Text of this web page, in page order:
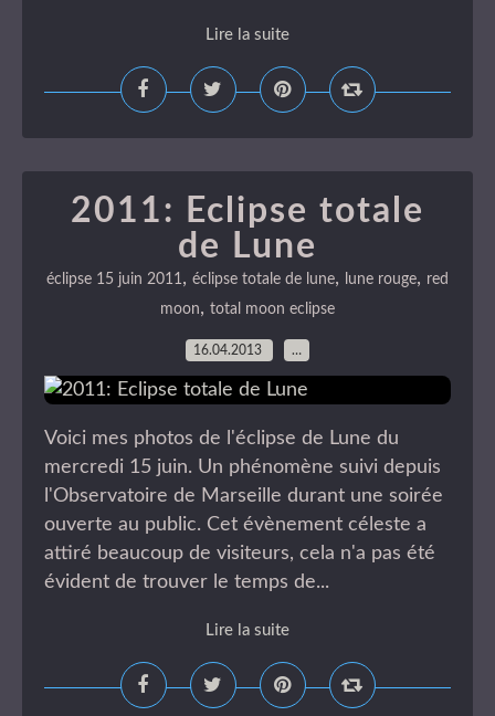
Lire la suite
2011: Eclipse totale
de Lune
éclipse 15 juin 2011, éclipse totale de lune, lune rouge, red
moon, total moon eclipse
16.04.2013 …
Voici mes photos de l'éclipse de Lune du
mercredi 15 juin. Un phénomène suivi depuis
l'Observatoire de Marseille durant une soirée
ouverte au public. Cet évènement céleste a
attiré beaucoup de visiteurs, cela n'a pas été
évident de trouver le temps de...
Lire la suite